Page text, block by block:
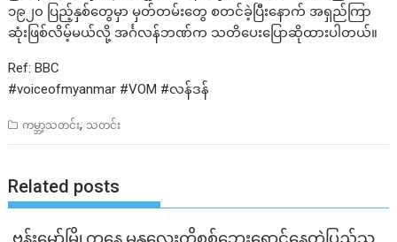
၁၉၂၀ ပြည့်နှစ်တွေမှာ မှတ်တမ်းတွေ စတင်ခဲ့ပြီးနောက် အရှည်ကြာ
ဆုံးဖြစ်လိမ့်မယ်လို့ အင်္ဂလန်ဘဏ်က သတိပေးပြောဆိုထားပါတယ်။
Ref: BBC
#voiceofmyanmar #VOM #လန်ဒန်
ကမ္ဘာ့သတင်း, သတင်း
Related posts
ဗန်းမော်မြို့ကနေ မန္တလေးကိုစစ်ဘေးရှောင်နေတဲ့ပြည်သူ